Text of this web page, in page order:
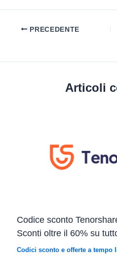
PRECEDENTE
Articoli
Codice sconto
Sconti oltre il 60% su
Codici sconto e offerte a tempo